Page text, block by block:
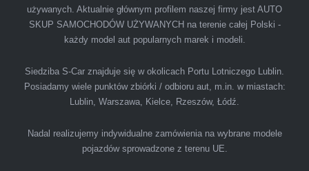
Polecam firmę s-car ze Świdnika. Dawno nie
podejściem. Szybko, sprawnie, w miłej
atmosferze. Nie wiedziałem, że sprzedaż
samochodu może być załatwiona tak
warunkach finansowych.
używanych. Aktualnie głównym profilem naszej firmy jest AUTO
SKUP SAMOCHODÓW UŻYWANYCH na terenie całej Polski -
każdy model aut popularnych marek i modeli.
Siedziba S-Car znajduje się w okolicach Portu Lotniczego Lublin.
Posiadamy wiele punktów zbiórki / odbioru aut, m.in. w miastach:
Lublin, Warszawa, Kielce, Rzeszów, Łódź.
Nadal realizujemy indywidualne zamówienia na wybrane modele
pojazdów sprowadzone z terenu UE.